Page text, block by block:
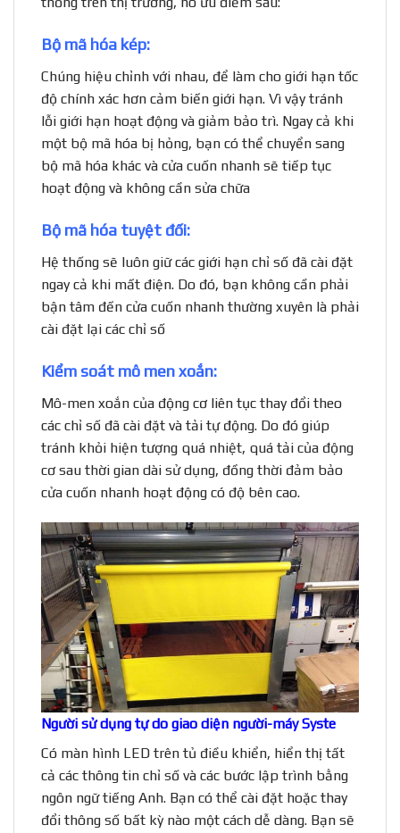
Bộ mã hóa kép:
Chúng hiệu chỉnh với nhau, để làm cho giới hạn tốc
độ chính xác hơn cảm biến giới hạn. Vì vậy tránh
lỗi giới hạn hoạt động và giảm bảo trì. Ngay cả khi
một bộ mã hóa bị hỏng, bạn có thể chuyển sang
bộ mã hóa khác và cửa cuốn nhanh sẽ tiếp tục
hoạt động và không cần sửa chữa
Bộ mã hóa tuyệt đối:
Hệ thống sẽ luôn giữ các giới hạn chỉ số đã cài đặt
ngay cả khi mất điện. Do đó, bạn không cần phải
bận tâm đến cửa cuốn nhanh thường xuyên là phải
cài đặt lại các chỉ số
Kiểm soát mô men xoắn:
Mô-men xoắn của động cơ liên tục thay đổi theo
các chỉ số đã cài đặt và tải tự động. Do đó giúp
tránh khỏi hiện tượng quá nhiệt, quá tải của động
cơ sau thời gian dài sử dụng, đồng thời đảm bảo
cửa cuốn nhanh hoạt động có độ bên cao.
Người sử dụng tự do giao diện người-máy Syste
Có màn hình LED trên tủ điều khiển, hiển thị tất
cả các thông tin chỉ số và các bước lập trình bằng
ngôn ngữ tiếng Anh. Bạn có thể cài đặt hoặc thay
đổi thông số bất kỳ nào một cách dễ dàng. Bạn sẽ